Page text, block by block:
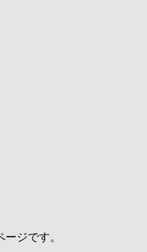
ジです。